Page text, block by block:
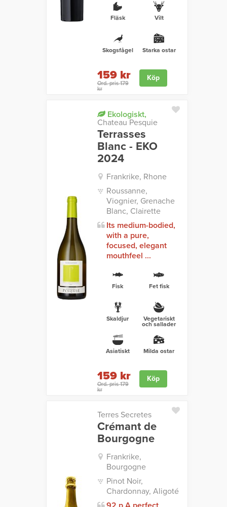
Fläsk Vilt
Skogsfågel Starka ostar
159 kr
Ord. pris 179
kr
Köp
Ekologiskt,
Chateau Pesquie
Terrasses
Blanc - EKO
2024
Frankrike, Rhone
Roussanne,
Viognier, Grenache
Blanc, Clairette
Its medium-bodied,
with a pure,
focused, elegant
mouthfeel ...
Fisk Fet fisk
Skaldjur Vegetariskt
och sallader
Asiatiskt Milda ostar
159 kr
Ord. pris 179
kr
Köp
Terres Secretes
Crémant de
Bourgogne
Frankrike,
Bourgogne
Pinot Noir,
Chardonnay, Aligoté